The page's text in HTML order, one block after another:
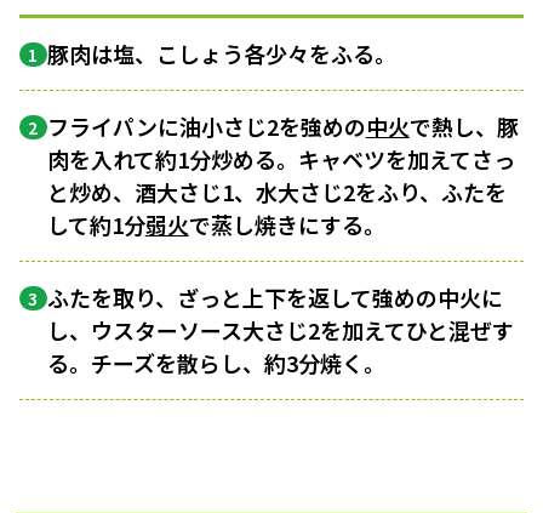
1 豚肉は塩、こしょう各少々をふる。
2 フライパンに油小さじ2を強めの中火で熱し、豚
肉を入れて約1分炒める。キャベツを加えてさっ
と炒め、酒大さじ1、水大さじ2をふり、ふたを
して約1分弱火で蒸し焼きにする。
3 ふたを取り、ざっと上下を返して強めの中火に
し、ウスターソース大さじ2を加えてひと混ぜす
る。チーズを散らし、約3分焼く。